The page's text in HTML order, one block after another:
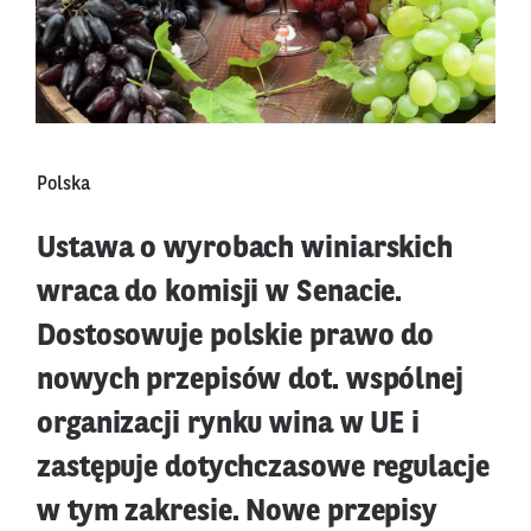
Polska
Ustawa o wyrobach winiarskich
wraca do komisji w Senacie.
Dostosowuje polskie prawo do
nowych przepisów dot. wspólnej
organizacji rynku wina w UE i
zastępuje dotychczasowe regulacje
w tym zakresie. Nowe przepisy